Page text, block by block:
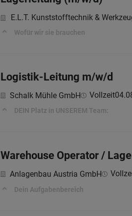
E.L.T. Kunststofftechnik &
Wofür wir sie brauchen
Logistik-Leitung m/w/d
Schalk Mühle GmbH Vollzeit
DEIN Platz in UNSEREM Team:
Warehouse Operator /
Anlagenbau Austria GmbH
Dein Aufgabenbereich